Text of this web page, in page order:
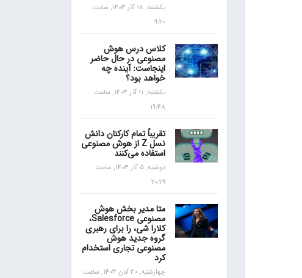
یکشنبه, 18 آذر 1403, ساعت
9:20
کلاس درس هوش
مصنوعی در حال حاضر
اینجاست: آینده چه
خواهد بود؟
یکشنبه, 11 آذر 1403, ساعت
19:48
تقریباً تمام کارکنان دانش
نسل Z از هوش مصنوعی
استفاده می‌کنند
دوشنبه, 5 آذر 1403, ساعت
20:29
متا مدیر بخش هوش
مصنوعی Salesforce،
کلارا شی، را برای رهبری
گروه جدید هوش
مصنوعی تجاری استخدام
کرد
چهارشنبه, 30 آبان 1403, ساعت